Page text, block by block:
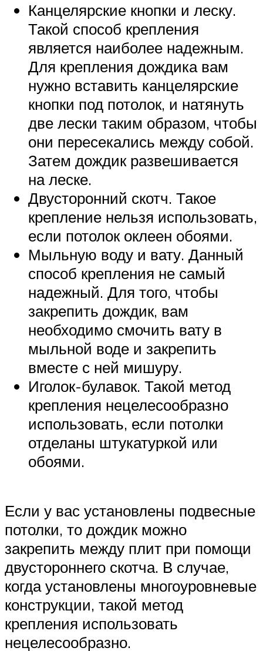
Канцелярские кнопки и леску.
Такой способ крепления
является наиболее надежным.
Для крепления дождика вам
нужно вставить канцелярские
кнопки под потолок, и натянуть
две лески таким образом, чтобы
они пересекались между собой.
Затем дождик развешивается
на леске.
Двусторонний скотч. Такое
крепление нельзя использовать,
если потолок оклеен обоями.
Мыльную воду и вату. Данный
способ крепления не самый
надежный. Для того, чтобы
закрепить дождик, вам
необходимо смочить вату в
мыльной воде и закрепить
вместе с ней мишуру.
Иголок-булавок. Такой метод
крепления нецелесообразно
использовать, если потолки
отделаны штукатуркой или
обоями.
Если у вас установлены подвесные
потолки, то дождик можно
закрепить между плит при помощи
двустороннего скотча. В случае,
когда установлены многоуровневые
конструкции, такой метод
крепления использовать
нецелесообразно.